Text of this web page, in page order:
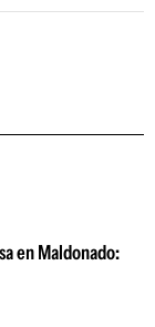
en Maldonado: